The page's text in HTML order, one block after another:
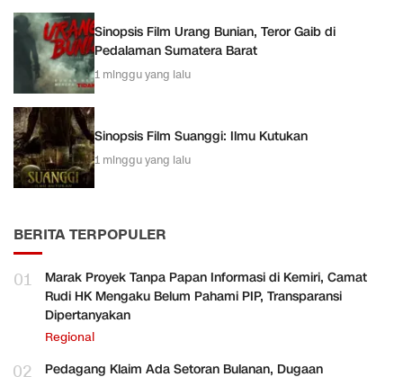
Sinopsis Film Urang Bunian, Teror Gaib di
Pedalaman Sumatera Barat
1 minggu yang lalu
Sinopsis Film Suanggi: Ilmu Kutukan
1 minggu yang lalu
BERITA TERPOPULER
01
Marak Proyek Tanpa Papan Informasi di Kemiri, Camat
Rudi HK Mengaku Belum Pahami PIP, Transparansi
Dipertanyakan
Regional
02 Pedagang Klaim Ada Setoran Bulanan, Dugaan